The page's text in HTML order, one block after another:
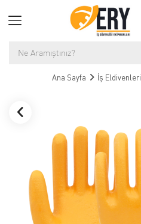
Ana Sayfa İş Eldivenleri